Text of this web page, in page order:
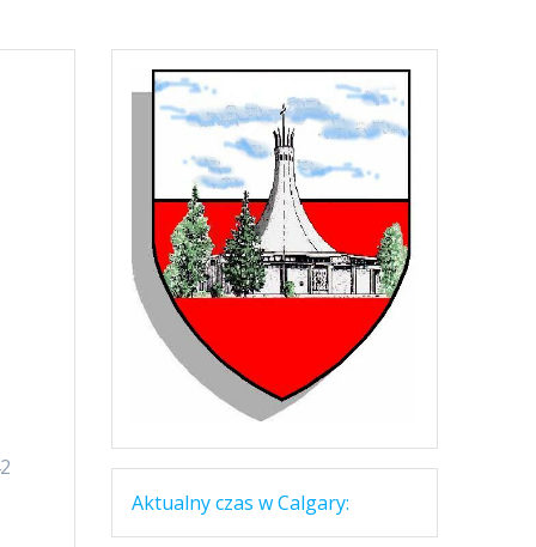
Aktualny czas w Calgary: